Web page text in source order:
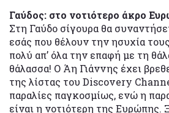
Γαύδος: στο νοτιότερο άκρο
Στη Γαύδο σίγουρα θα
εσάς που θέλουν την ησυχία
πολύ απ’ όλα την επαφή με τη
θάλασσα! Ο Άη Γιάννης έχει
της λίστας του Discovery
παραλίες παγκοσμίως, ενώ η
είναι η νοτιότερη της Ευρώπης.